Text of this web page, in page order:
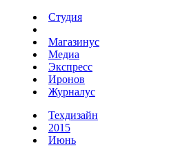
Студия
Магазинус
Медиа
Экспресс
Иронов
Журналус
Техдизайн
2015
Июнь